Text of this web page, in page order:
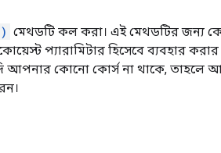
মেথডটি কল করা। এই মেথডটির জন্য
প্যারামিটার হিসেবে ব্যবহার
আপনার কোনো কোর্স না থাকে, তাহলে